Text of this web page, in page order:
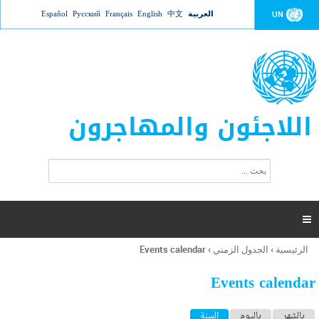
Jump to navigation UN العربية 中文
English
Français
Русский
Español
اللاجئون والمهاجرون
ت
ر
ل
ح
ب

أنت
هنا
الرئيسية › الجدول الزمني ›
Events calendar
Events calendar